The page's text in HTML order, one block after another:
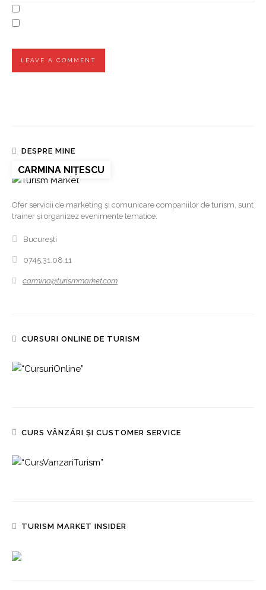
DESPRE MINE
CARMINA NIȚESCU
Ofer servicii de marketing și comunicare companiilor de turism, sunt
trainer și organizez evenimente tematice.
București
0745.31.08.11
carmina@turismmarket.com
CURSURI ONLINE DE TURISM
CURS VÂNZĂRI ȘI CUSTOMER SERVICE
TURISM MARKET INSIDER